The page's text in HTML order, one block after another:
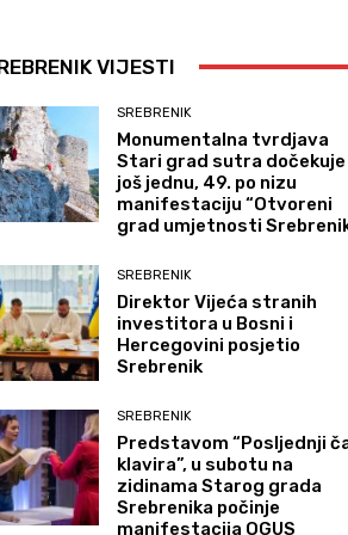
VIJESTI
SREBRENIK
Monumentalna tvrdjava
Stari grad sutra dočekuje
još jednu, 49. po nizu
manifestaciju “Otvoreni
grad umjetnosti
SREBRENIK
Direktor Vijeća stranih
investitora u Bosni i
Hercegovini posjetio
Srebrenik
SREBRENIK
Predstavom “Posljednji
klavira”, u subotu na
zidinama Starog grada
Srebrenika počinje
manifestacija OGUS